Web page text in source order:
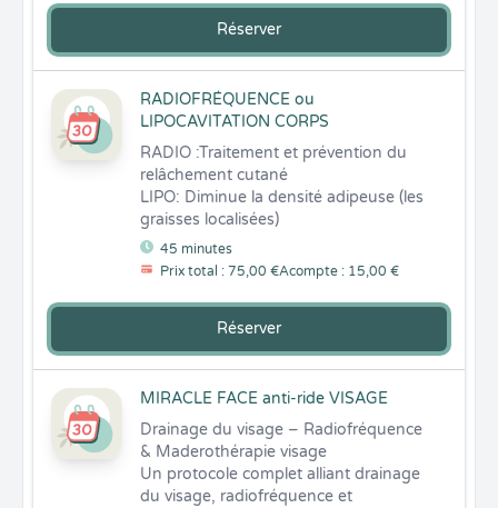
Réserver
RADIOFRÉQUENCE ou
LIPOCAVITATION CORPS
45 minutes
Prix total : 75,00 €Acompte : 15,00 €
RADIO :Traitement et prévention du
relâchement cutané
LIPO: Diminue la densité adipeuse (les
graisses localisées)
Réserver
MIRACLE FACE anti-ride VISAGE
Drainage du visage – Radiofréquence
& Maderothérapie visage
Un protocole complet alliant drainage
du visage, radiofréquence et